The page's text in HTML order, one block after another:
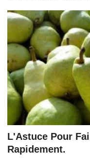
L'Astuce Pour
Rapidement.